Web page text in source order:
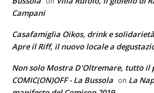
Campani
Casafamiglia Oikos, drink e
Apre il Riff, il nuovo locale a
Non solo Mostra D'Oltremare, tutto il
COMIC(ON)OFF - La Bussola on La